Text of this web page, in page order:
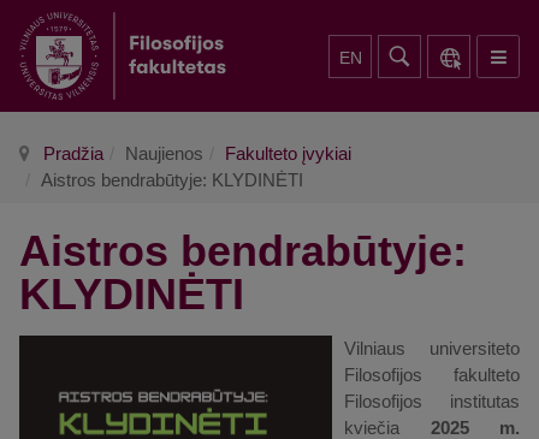
EN
Pradžia Naujienos
Fakulteto įvykiai
Aistros bendrabūtyje: KLYDINĖTI
Aistros bendrabūtyje:
KLYDINĖTI
Vilniaus universiteto
Filosofijos fakulteto
Filosofijos institutas
kviečia 2025 m.